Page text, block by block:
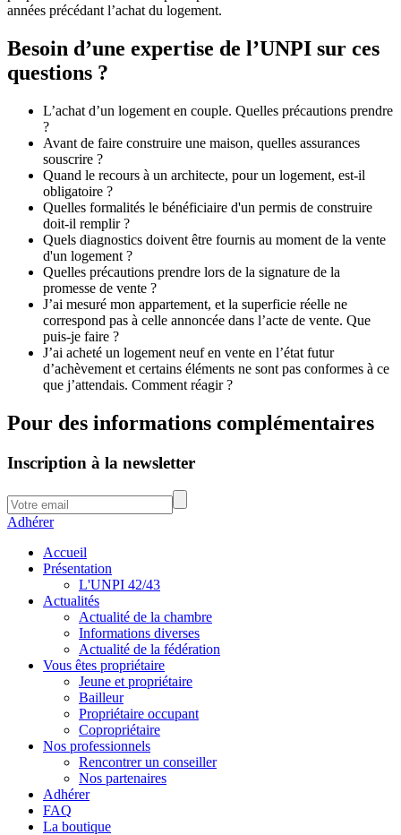
années précédant l’achat du logement.
Besoin d’une expertise de l’UNPI sur ces
questions ?
L’achat d’un logement en couple. Quelles précautions prendre
?
Avant de faire construire une maison, quelles assurances
souscrire ?
Quand le recours à un architecte, pour un logement, est-il
obligatoire ?
Quelles formalités le bénéficiaire d'un permis de construire
doit-il remplir ?
Quels diagnostics doivent être fournis au moment de la vente
d'un logement ?
Quelles précautions prendre lors de la signature de la
promesse de vente ?
J’ai mesuré mon appartement, et la superficie réelle ne
correspond pas à celle annoncée dans l’acte de vente. Que
puis-je faire ?
J’ai acheté un logement neuf en vente en l’état futur
d’achèvement et certains éléments ne sont pas conformes à ce
que j’attendais. Comment réagir ?
Pour des informations complémentaires
Inscription à la newsletter
Adhérer
Accueil
Présentation
L'UNPI 42/43
Actualités
Actualité de la chambre
Informations diverses
Actualité de la fédération
Vous êtes propriétaire
Jeune et propriétaire
Bailleur
Propriétaire occupant
Copropriétaire
Nos professionnels
Rencontrer un conseiller
Nos partenaires
Adhérer
FAQ
La boutique